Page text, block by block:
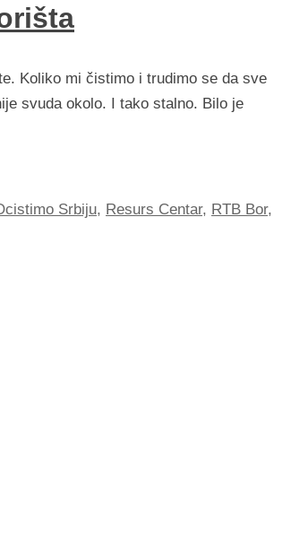
Koliko mi čistimo i trudimo se da sve
svuda okolo. I tako stalno. Bilo je
Srbiju, Resurs Centar, RTB Bor,